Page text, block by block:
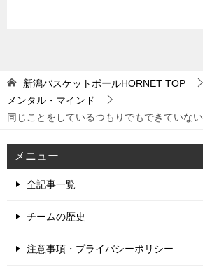
新潟バスケットボールHORNET TOP
メンタル・マインド
同じことをしているつもりでもできていない
メニュー
全記事一覧
チームの歴史
注意事項・プライバシーポリシー